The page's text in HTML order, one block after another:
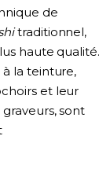
de
traditionnel,
haute qualité.
à la teinture,
et leur
sont